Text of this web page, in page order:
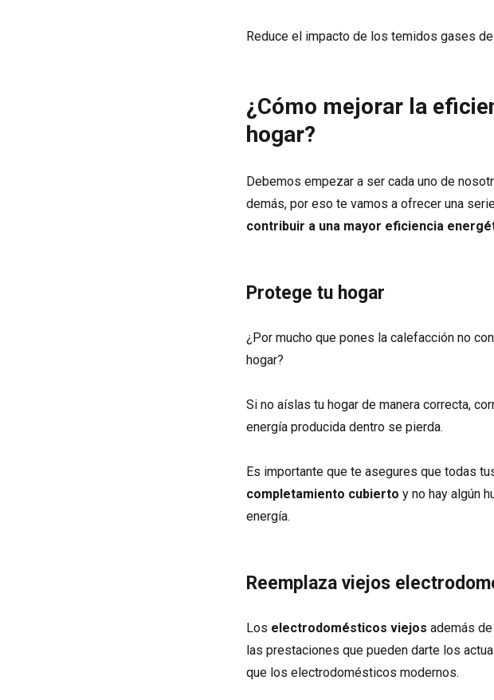
Reduce el impacto de los temidos gases
¿Cómo mejorar la
hogar?
Debemos empezar a ser cada uno de
demás, por eso te vamos a ofrecer una
contribuir a una mayor eficiencia
Protege tu hogar
¿Por mucho que pones la calefacción no
hogar?
Si no aíslas tu hogar de manera correcta,
energía producida dentro se pierda.
Es importante que te asegures que todas
completamiento cubierto y no hay algún
energía.
Reemplaza viejos
Los electrodomésticos viejos además
las prestaciones que pueden darte los
que los electrodomésticos modernos.